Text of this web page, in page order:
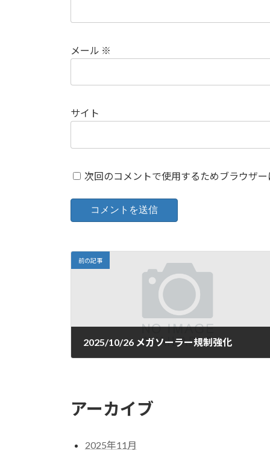
メール ※
サイト
次回のコメントで使用するためブラウザ
前の記事
2025/10/26 メガソーラー規制強化
アーカイブ
2025年11月